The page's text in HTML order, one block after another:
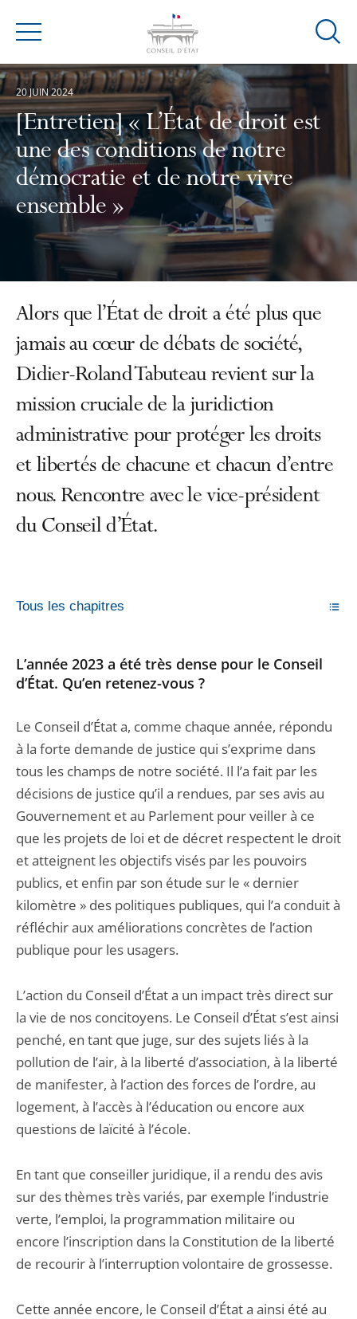
Menu
Ouvrir
[Entretien] « L’État de droit est
une des conditions de notre
démocratie et de notre vivre
ensemble »
20 JUIN 2024
Alors que l’État de droit a été plus que
jamais au cœur de débats de société,
Didier-Roland Tabuteau revient sur la
mission cruciale de la juridiction
administrative pour protéger les droits
et libertés de chacune et chacun d’entre
nous. Rencontre avec le vice-président
du Conseil d’État.
Tous les chapitres
L’année 2023 a été très dense pour le Conseil
d’État. Qu’en retenez-vous ?
Le Conseil d’État a, comme chaque année, répondu
à la forte demande de justice qui s’exprime dans
tous les champs de notre société. Il l’a fait par les
décisions de justice qu’il a rendues, par ses avis au
Gouvernement et au Parlement pour veiller à ce
que les projets de loi et de décret respectent le droit
et atteignent les objectifs visés par les pouvoirs
publics, et enfin par son étude sur le « dernier
kilomètre » des politiques publiques, qui l’a conduit à
réfléchir aux améliorations concrètes de l’action
publique pour les usagers.
L’action du Conseil d’État a un impact très direct sur
la vie de nos concitoyens. Le Conseil d’État s’est ainsi
penché, en tant que juge, sur des sujets liés à la
pollution de l’air, à la liberté d’association, à la liberté
de manifester, à l’action des forces de l’ordre, au
logement, à l’accès à l’éducation ou encore aux
questions de laïcité à l’école.
En tant que conseiller juridique, il a rendu des avis
sur des thèmes très variés, par exemple l’industrie
verte, l’emploi, la programmation militaire ou
encore l’inscription dans la Constitution de la liberté
de recourir à l’interruption volontaire de grossesse.
Cette année encore, le Conseil d’État a ainsi été au